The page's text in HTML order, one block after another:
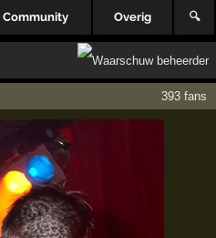
Community Overig 🔍
393 fans